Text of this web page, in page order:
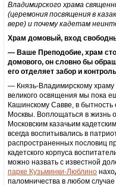
Владимирского храма
(церемония посвящения в
вере) и почему кадетам
Храм домовый, вход
— Ваше Преподобие, храм
домового, он словно бы
его отделяет забор и
— Князь-Владимирскому храму
великого освящения мы пока
Кашинскому Савве, в
Москвы. Воплощаться в жизнь
Московским казачьим
всегда воспитывались в
распространенных пословиц
кадетского корпуса
можно назвать с известной
парке Кузьминки-Люблино
паломничества в любом